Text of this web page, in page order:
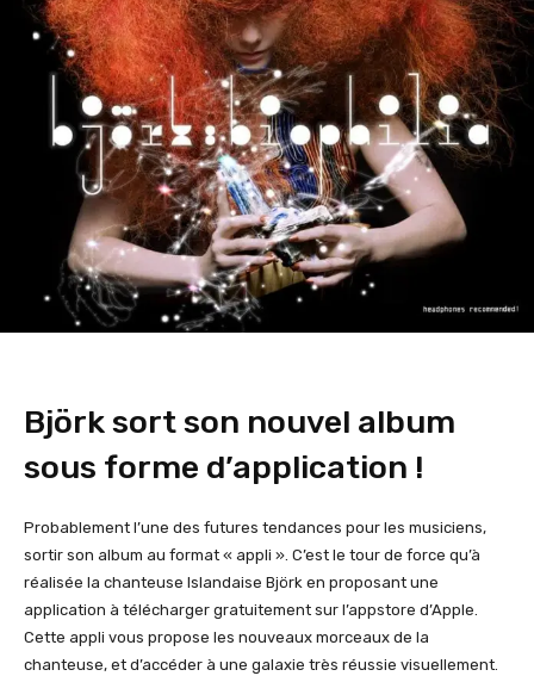
Björk sort son nouvel album
sous forme d’application !
Probablement l’une des futures tendances pour les musiciens,
sortir son album au format « appli ». C’est le tour de force qu’à
réalisée la chanteuse Islandaise Björk en proposant une
application à télécharger gratuitement sur l’appstore d’Apple.
Cette appli vous propose les nouveaux morceaux de la
chanteuse, et d’accéder à une galaxie très réussie visuellement.